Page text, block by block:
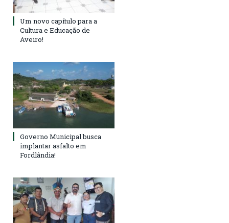
Um novo capítulo para a
Cultura e Educação de
Aveiro!
Governo Municipal busca
implantar asfalto em
Fordlândia!